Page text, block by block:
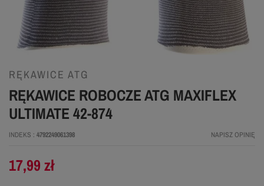
RĘKAWICE ATG
RĘKAWICE ROBOCZE ATG MAXIFLEX
ULTIMATE 42-874
INDEKS 4792249061398 NAPISZ OPINIĘ
17,99 zł